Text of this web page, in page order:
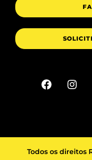
Todos os direitos